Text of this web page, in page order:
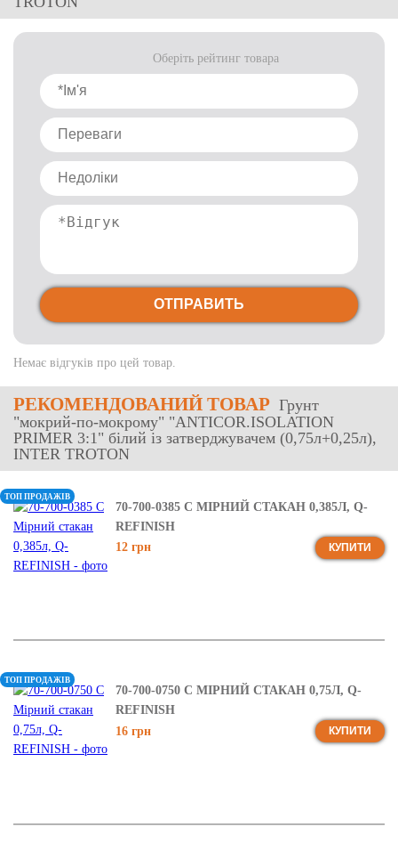
Немає відгуків про цей товар.
Оберіть рейтинг товара
ОТПРАВИТЬ
РЕКОМЕНДОВАНИЙ ТОВАР Грунт
"мокрий-по-мокрому" "ANTICOR.ISOLATION
PRIMER 3:1" білий із затверджувачем (0,75л+0,25л),
INTER TROTON
70-700-0385 C МІРНИЙ СТАКАН 0,385Л, Q-
REFINISH
12 грн
КУПИТИ
ТОП ПРОДАЖІВ
70-700-0750 C МІРНИЙ СТАКАН 0,75Л, Q-
REFINISH
16 грн
КУПИТИ
ТОП ПРОДАЖІВ